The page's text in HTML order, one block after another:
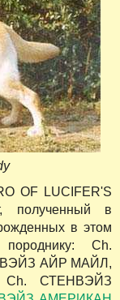
OF LUCIFER'S
полученный в
в этом
Ch.
АЙР МАЙЛ,
СТЕНВЭЙЗ